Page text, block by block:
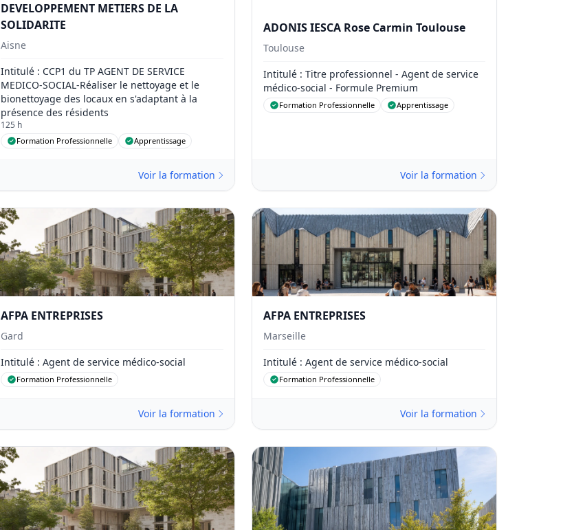
DEVELOPPEMENT METIERS DE LA
SOLIDARITE
Aisne
Intitulé : CCP1 du TP AGENT DE SERVICE
MEDICO-SOCIAL-Réaliser le nettoyage et le
bionettoyage des locaux en s'adaptant à la
présence des résidents
125 h
Formation Professionnelle Apprentissage
Voir la formation
ADONIS IESCA Rose Carmin Toulouse
Toulouse
Intitulé: Titre professionnel - Agent de service
médico-social - Formule Premium
Formation Professionnelle Apprentissage
Voir la formation
AFPA ENTREPRISES
Gard
Intitulé : Agent de service médico-social
Formation Professionnelle
Voir la formation
AFPA ENTREPRISES
Marseille
Intitulé: Agent de service médico-social
Formation Professionnelle
Voir la formation